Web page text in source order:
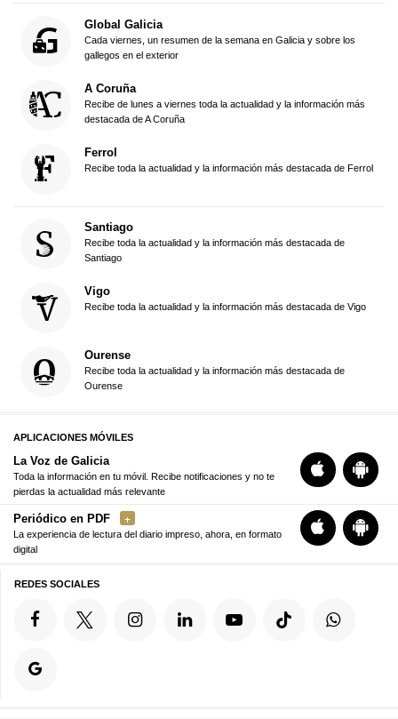
Global Galicia
Cada viernes, un resumen de la semana en Galicia y sobre los
gallegos en el exterior
A Coruña
Recibe de lunes a viernes toda la actualidad y la información más
destacada de A Coruña
Ferrol
Recibe toda la actualidad y la información más destacada de Ferrol
Santiago
Recibe toda la actualidad y la información más destacada de
Santiago
Vigo
Recibe toda la actualidad y la información más destacada de Vigo
Ourense
Recibe toda la actualidad y la información más destacada de
Ourense
APLICACIONES MÓVILES
La Voz de Galicia
Toda la información en tu móvil. Recibe notificaciones y no te
pierdas la actualidad más relevante
Periódico en PDF
La experiencia de lectura del diario impreso, ahora, en formato
digital
REDES SOCIALES